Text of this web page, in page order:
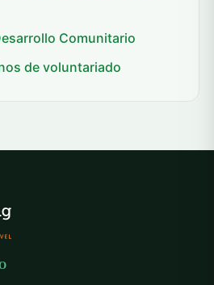
Comunitario
de voluntariado